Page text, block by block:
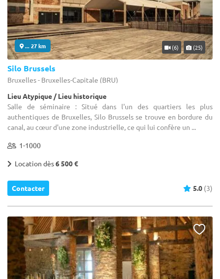
... 27 km (6) (25)
Silo Brussels
Bruxelles - Bruxelles-Capitale (BRU)
Lieu Atypique / Lieu historique
Salle de séminaire : Situé dans l'un des quartiers les plus
authentiques de Bruxelles, Silo Brussels se trouve en bordure du
canal, au cœur d'une zone industrielle, ce qui lui confère un ...
1-1000
Location dès6 500 €
Contacter 5.0 (3)